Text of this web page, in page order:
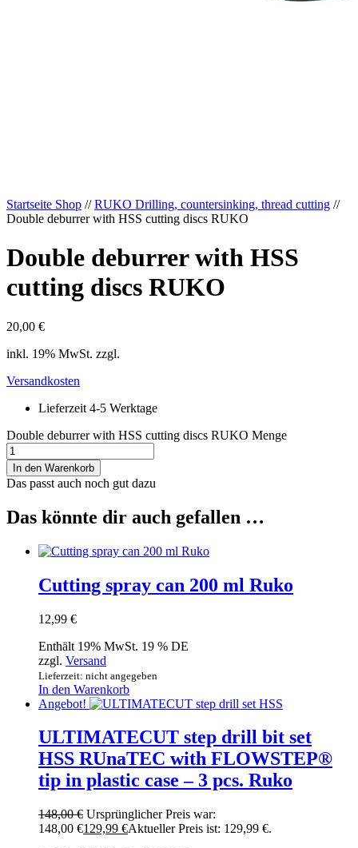
Startseite Shop //RUKO Drilling, countersinking, thread cutting //
Double deburrer with HSS cutting discs RUKO
Double deburrer with HSS
cutting discs RUKO
20,00 €
inkl. 19% MwSt. zzgl.
Versandkosten
Lieferzeit 4-5 Werktage
Double deburrer with HSS cutting discs RUKO Menge
In den Warenkorb
Das passt auch noch gut dazu
Das könnte dir auch gefallen …
Cutting spray can 200 ml Ruko
12,99 €
Enthält 19% MwSt. 19 % DE
zzgl. Versand
Lieferzeit: nicht angegeben
In den Warenkorb
Angebot!
ULTIMATECUT step drill bit set
HSS RUnaTEC with FLOWSTEP®
tip in plastic case – 3 pcs. Ruko
148,00€ Ursprünglicher Preis war:
148,00 €129,99 €Aktueller Preis ist: 129,99 €.